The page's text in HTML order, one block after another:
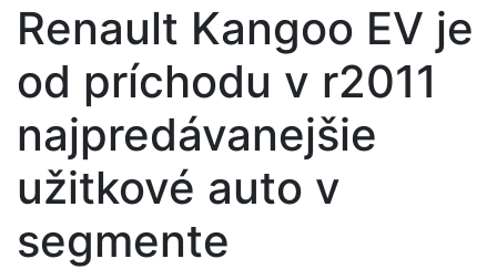
Renault Kangoo EV je
od príchodu v r2011
najpredávanejšie
užitkové auto v
segmente